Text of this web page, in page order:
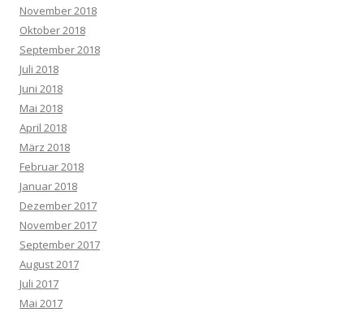
November 2018
Oktober 2018
September 2018
Juli 2018
Juni 2018
Mai 2018
April 2018
März 2018
Februar 2018
Januar 2018
Dezember 2017
November 2017
September 2017
August 2017
Juli 2017
Mai 2017